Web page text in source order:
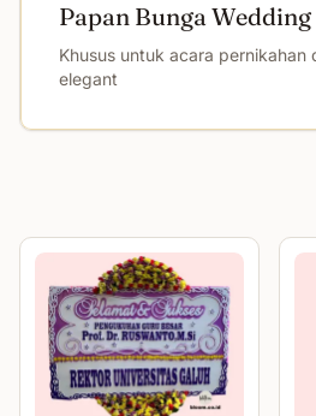
Papan Bunga Wedding
Khusus untuk acara pernikahan
elegant